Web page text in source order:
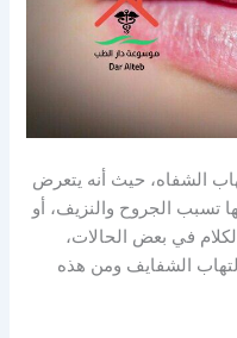
الشفاه، حيث أنه يتعرض
تسبب الجروح والنزيف، أو
في بعض الحالات،
الشفايف ومن هذه